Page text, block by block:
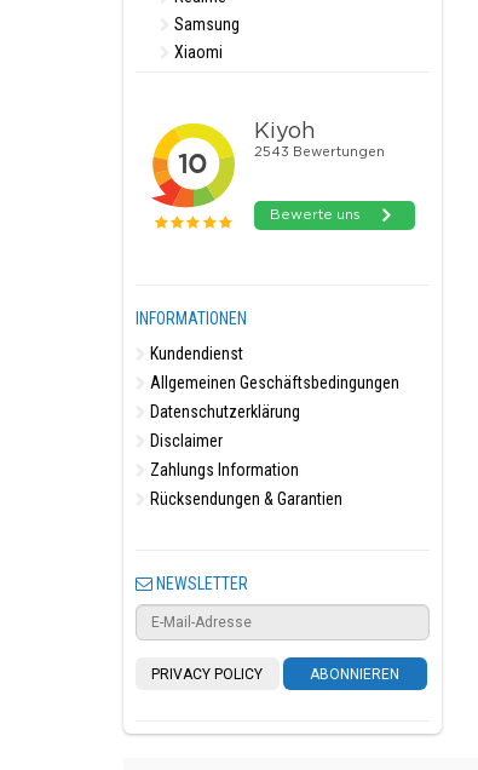
Samsung
Xiaomi
INFORMATIONEN
Kundendienst
Allgemeinen Geschäftsbedingungen
Datenschutzerklärung
Disclaimer
Zahlungs Information
Rücksendungen & Garantien
NEWSLETTER
PRIVACY POLICY ABONNIEREN